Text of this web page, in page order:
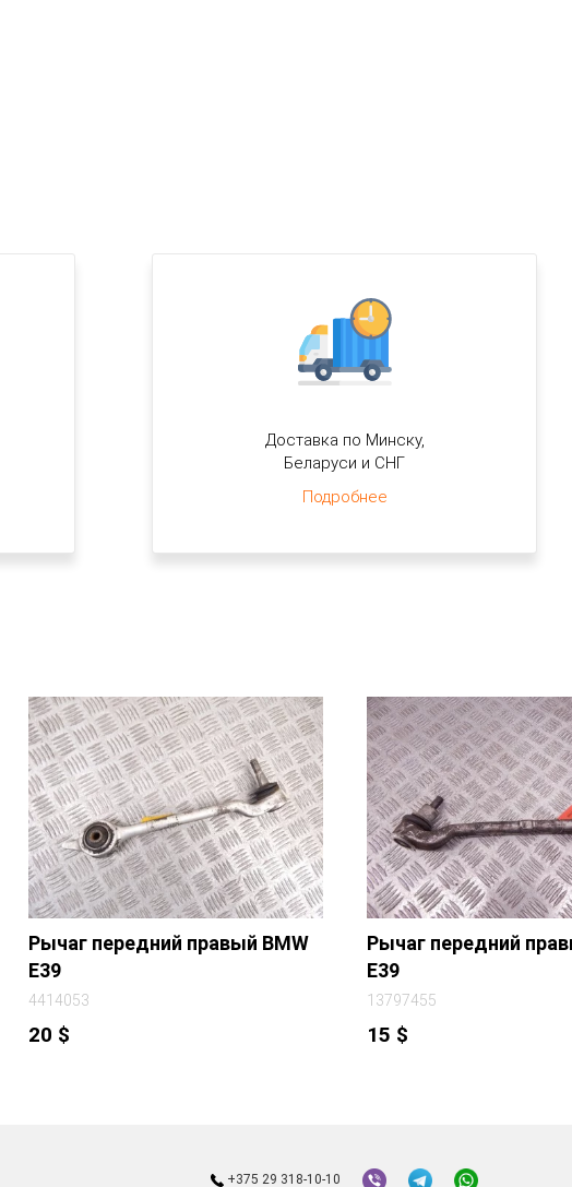
Доставка по Минску,
Беларуси и СНГ
Подробнее
Рычаг передний правый BMW
E39
4414053
20 $
Рычаг передний
E39
13797455
15 $
+375 29 318-10-10